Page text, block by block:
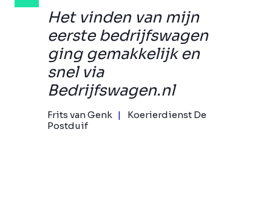
Het vinden van mijn
eerste bedrijfswagen
ging gemakkelijk en
snel via
Bedrijfswagen.nl
Frits van Genk
Koerierdienst De
Postduif